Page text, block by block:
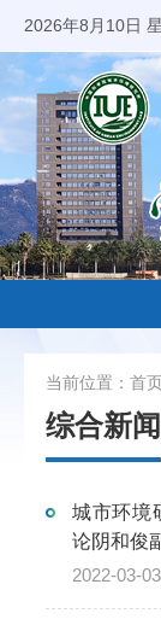
2026年8月10日
当前位置： 首
综合新闻
城市环境
论阴和俊
2022-03-03